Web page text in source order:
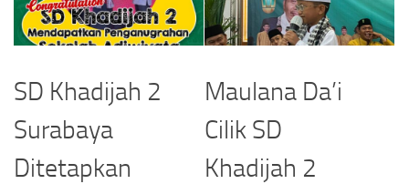
SD Khadijah 2
Surabaya
Ditetapkan
Maulana Da’i
Cilik SD
Khadijah 2